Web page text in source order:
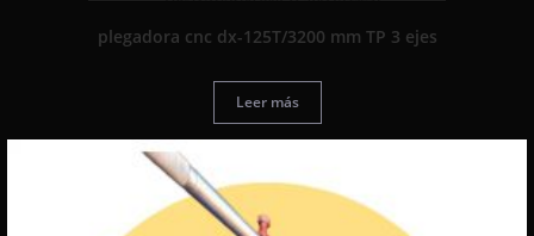
plegadora cnc dx-125T/3200 mm TP 3 ejes
Leer más